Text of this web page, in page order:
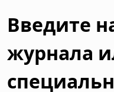
Введите
журнала